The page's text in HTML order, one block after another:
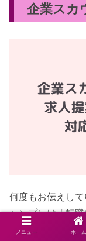
企業スカ
何度もお伝えし
ャンプ）は「転
す。
メニュー ホーム